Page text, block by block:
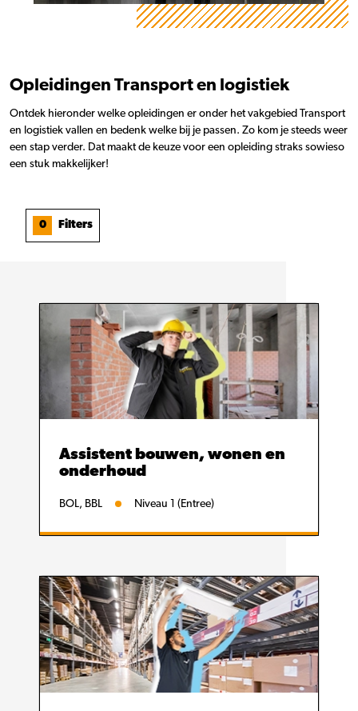
Opleidingen Transport en logistiek
Ontdek hieronder welke opleidingen er onder het vakgebied Transport
en logistiek vallen en bedenk welke bij je passen. Zo kom je steeds weer
een stap verder. Dat maakt de keuze voor een opleiding straks sowieso
een stuk makkelijker!
0 Filters
Assistent bouwen, wonen en
onderhoud
BOL, BBL Niveau 1 (Entree)